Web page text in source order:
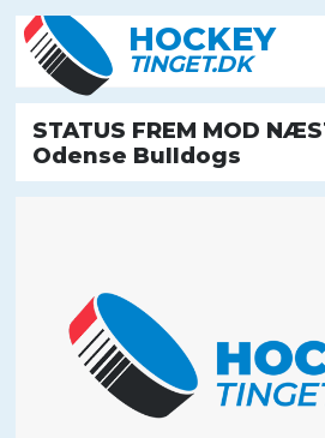
HOCKEY
TINGET.DK
STATUS FREM MOD
Odense Bulldogs